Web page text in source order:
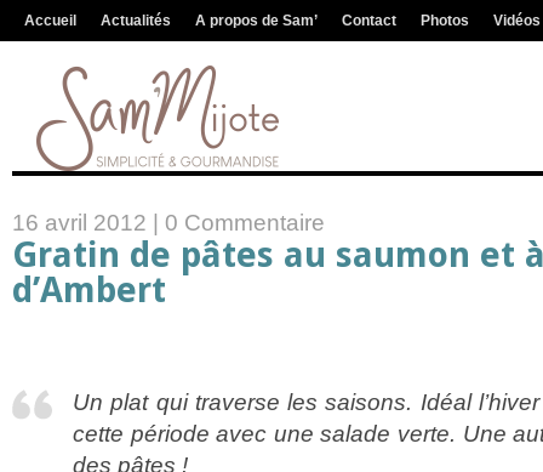
Accueil Actualités A propos de Sam’ Contact Photos Vidéos
16 avril 2012 | 0 Commentaire
Gratin de pâtes au saumon et
d’Ambert
Un plat qui traverse les saisons. Idéal
cette période avec une salade verte. Une
des pâtes !